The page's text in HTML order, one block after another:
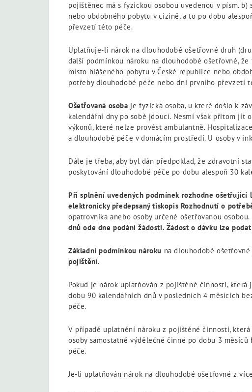
pojištěnec má s fyzickou osobou uvedenou v písm.
nebo obdobného pobytu v cizině, a to po dobu
převzetí této péče.
Uplatňuje-li nárok na dlouhodobé ošetřovné druh
další podmínkou nároku na dlouhodobé ošetřovné,
místo hlášeného pobytu v České republice nebo
potřeby dlouhodobé péče nebo dni prvního převzetí
Ošetřovaná osoba je fyzická osoba, u které došlo k
kalendářní dny po sobě jdoucí. Nesmí však přitom jít
výkonů, které nelze provést ambulantně.
a dlouhodobé péče v domácím prostředí. U osoby v
Dále je třeba, aby byl dán předpoklad, že zdravotní
poskytování dlouhodobé péče po dobu alespoň 30
Při splnění uvedených podmínek rozhodne
elektronicky předepsaný tiskopis Rozhodnutí o
opatrovníka anebo osoby určené ošetřovanou osobou.
dnů ode dne podání žádosti. Žádost o dávku lze
Základní podmínkou nároku na dlouhodobé
pojištění.
Pokud je nárok uplatňován z pojištěné činnosti,
dobu 90 kalendářních dnů v posledních 4 měsících
péče.
V případě uplatnění nároku z pojištěné činnosti,
osoby samostatně výdělečné činné po dobu 3
péče.
Je-li uplatňován nárok na dlouhodobé ošetřovné z